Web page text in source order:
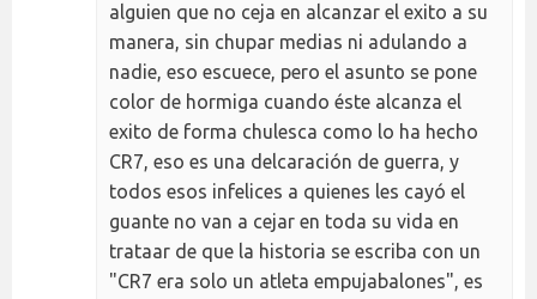
alguien que no ceja en alcanzar el exito a su
manera, sin chupar medias ni adulando a
nadie, eso escuece, pero el asunto se pone
color de hormiga cuando éste alcanza el
exito de forma chulesca como lo ha hecho
CR7, eso es una delcaración de guerra, y
todos esos infelices a quienes les cayó el
guante no van a cejar en toda su vida en
trataar de que la historia se escriba con un
"CR7 era solo un atleta empujabalones", es